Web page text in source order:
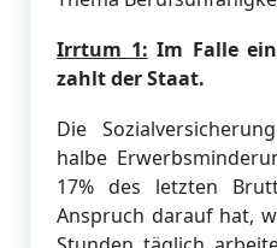
Irrtum 1: Im Falle
zahlt der Staat.
Die
halbe
17% des letzten
Anspruch darauf hat,